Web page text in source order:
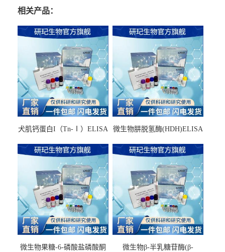
相关产品：
犬肌钙蛋白I（Tn-Ⅰ）ELISA
微生物肼脱氢酶(HDH)ELISA
微生物果糖-6-磷酸盐磷酸酮
微生物β-半乳糖苷酶(β-